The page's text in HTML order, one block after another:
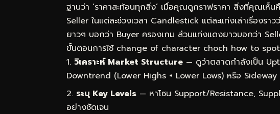
ฐานว่า ‘ราคาสะท้อนทุกสิ่ง’ เมื่อคุณดูกราฟราคา สิ่งที่คุณเห็
Seller ในแต่ละช่วงเวลา Candlestick แต่ละแท่งเล่าเรื่องรา
ยาวๆ บอกว่า Buyer ครองเกม ส่วนแท่งแดงยาวบอกว่า
ขั้นตอนการใช้ change of character choch how to
วิเคราะห์ Market Structure — ดูว่าตลาดกำลังเป็น
Downtrend (Lower Highs + Lower Lows) หรือ Sideway
ระบุ Key Levels — หาโซน Support/Resistance,
อย่างชัดเจน